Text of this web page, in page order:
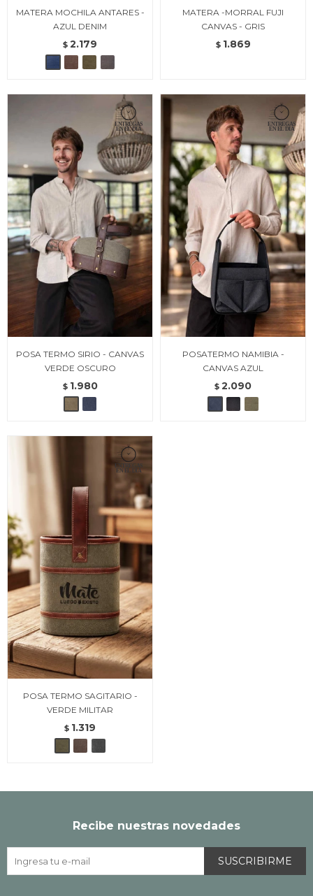
MATERA MOCHILA ANTARES -
AZUL DENIM
$ 2.179
MATERA -MORRAL FUJI
CANVAS - GRIS
$ 1.869
POSA TERMO SIRIO - CANVAS
VERDE OSCURO
$ 1.980
POSATERMO NAMIBIA -
CANVAS AZUL
$ 2.090
POSA TERMO SAGITARIO -
VERDE MILITAR
$ 1.319
Recibe nuestras novedades
SUSCRIBIRME